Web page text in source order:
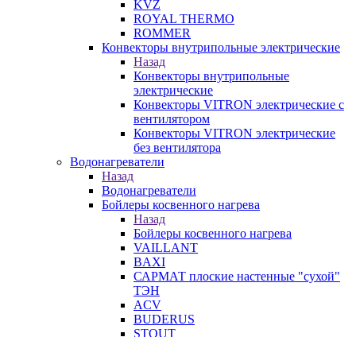
KVZ
ROYAL THERMO
ROMMER
Конвекторы внутрипольные электрические
Назад
Конвекторы внутрипольные
электрические
Конвекторы VITRON электрические с
вентилятором
Конвекторы VITRON электрические
без вентилятора
Водонагреватели
Назад
Водонагреватели
Бойлеры косвенного нагрева
Назад
Бойлеры косвенного нагрева
VAILLANT
BAXI
САРМАТ плоские настенные "сухой"
ТЭН
ACV
BUDERUS
STOUT